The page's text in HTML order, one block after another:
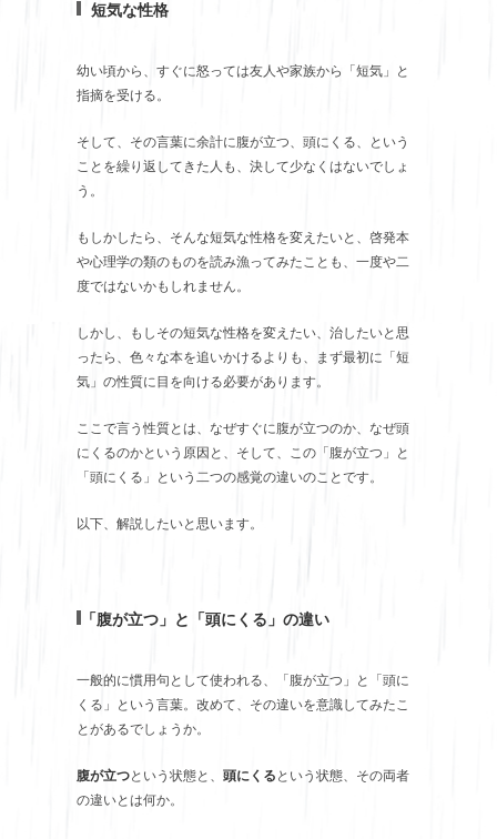
短気な性格
幼い頃から、すぐに怒っては友人や家族から「短気」と
指摘を受ける。
そして、その言葉に余計に腹が立つ、頭にくる、という
ことを繰り返してきた人も、決して少なくはないでしょ
う。
もしかしたら、そんな短気な性格を変えたいと、啓発本
や心理学の類のものを読み漁ってみたことも、一度や二
度ではないかもしれません。
しかし、もしその短気な性格を変えたい、治したいと思
ったら、色々な本を追いかけるよりも、まず最初に「短
気」の性質に目を向ける必要があります。
ここで言う性質とは、なぜすぐに腹が立つのか、なぜ頭
にくるのかという原因と、そして、この「腹が立つ」と
「頭にくる」という二つの感覚の違いのことです。
以下、解説したいと思います。
「腹が立つ」と「頭にくる」の違い
一般的に慣用句として使われる、「腹が立つ」と「頭に
くる」という言葉。改めて、その違いを意識してみたこ
とがあるでしょうか。
腹が立つという状態と、 頭にくる という状態、その両者
の違いとは何か。